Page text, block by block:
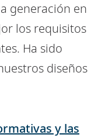
generación en
los requisitos
Ha sido
diseños
y las